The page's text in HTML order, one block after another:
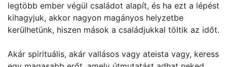
legtöbb ember végül családot alapít, és ha ezt a lépést
kihagyjuk, akkor nagyon magányos helyzetbe
kerülhetünk, hiszen mások a családjukkal töltik az időt.
Akár spirituális, akár vallásos vagy ateista vagy, keress